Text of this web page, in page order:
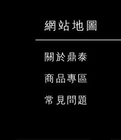
關於鼎泰
商品專區
常見問題